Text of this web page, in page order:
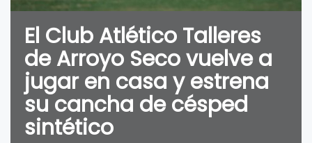
El Club Atlético Talleres
de Arroyo Seco vuelve a
jugar en casa y estrena
su cancha de césped
sintético